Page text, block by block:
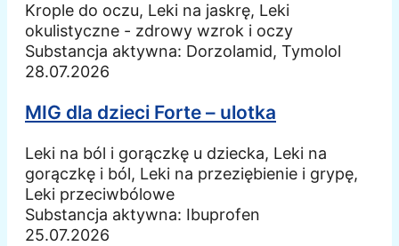
Krople do oczu, Leki na jaskrę, Leki
okulistyczne - zdrowy wzrok i oczy
Substancja aktywna: Dorzolamid, Tymolol
28.07.2026
MIG dla dzieci Forte – ulotka
Leki na ból i gorączkę u dziecka, Leki na
gorączkę i ból, Leki na przeziębienie i grypę,
Leki przeciwbólowe
Substancja aktywna: Ibuprofen
25.07.2026